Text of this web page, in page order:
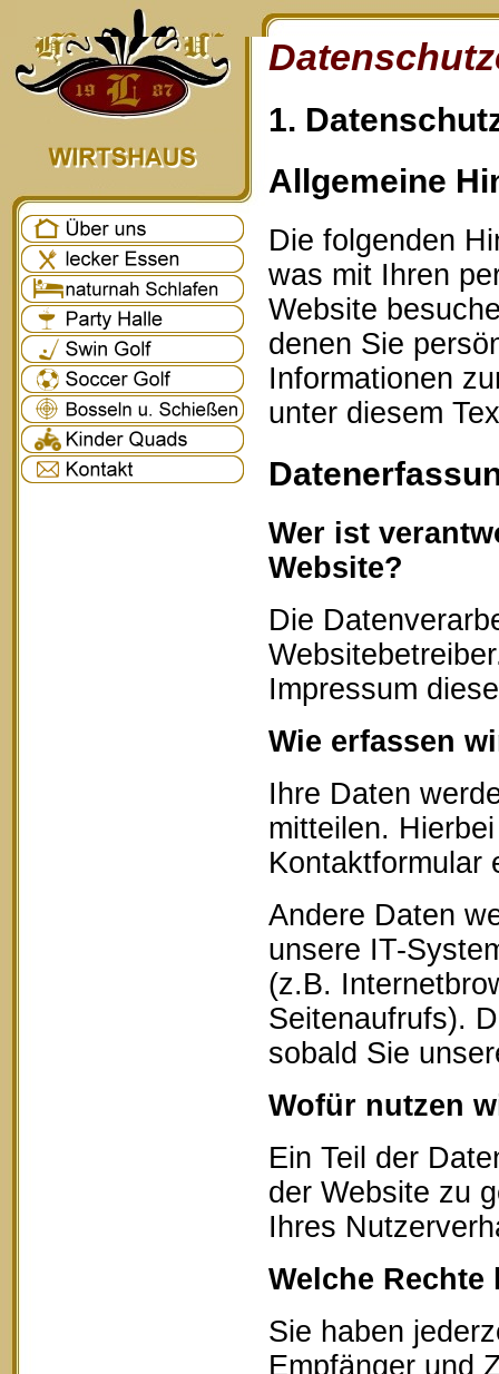
1.
Allgemeine
Die folgenden
was mit Ihren
Website
denen Sie
Informationen
unter diesem
Wer ist
Website?
Die
Impressum
Wie erfassen
Ihre Daten
mitteilen.
Kontaktformular
Andere Daten
unsere IT-
(z.B.
Seitenaufrufs).
sobald Sie
Wofür nutzen
Ein Teil der
der Website zu
Ihres
Welche
Sie haben
Empfänger und